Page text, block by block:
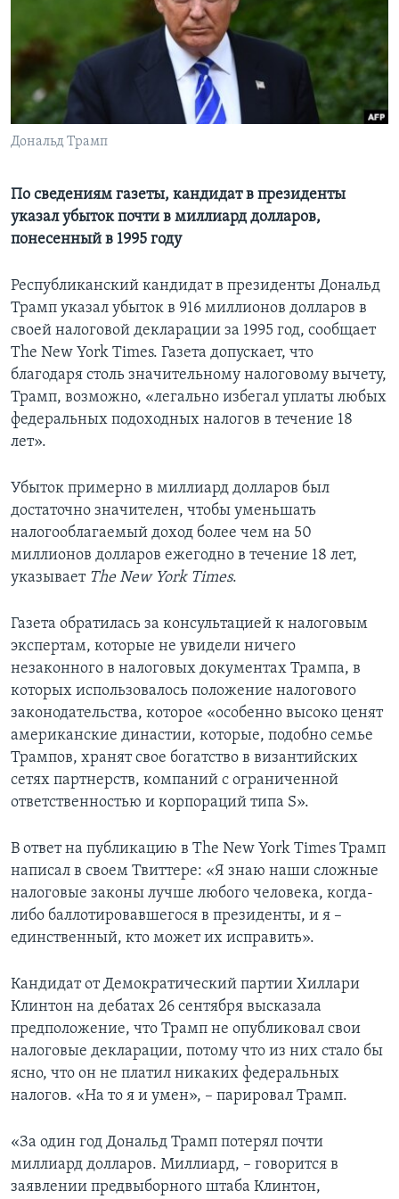
Learning English
СОЦИАЛЬНЫЕ СЕТИ
Дональд Трамп
По сведениям газеты, кандидат в президенты
указал убыток почти в миллиард долларов,
понесенный в 1995 году
Республиканский кандидат в президенты Дональд
Трамп указал убыток в 916 миллионов долларов в
своей налоговой декларации за 1995 год, сообщает
The New York Times. Газета допускает, что
благодаря столь значительному налоговому вычету,
Трамп, возможно, «легально избегал уплаты любых
федеральных подоходных налогов в течение 18
лет».
Убыток примерно в миллиард долларов был
достаточно значителен, чтобы уменьшать
налогооблагаемый доход более чем на 50
миллионов долларов ежегодно в течение 18 лет,
указывает The New York Times.
Газета обратилась за консультацией к налоговым
экспертам, которые не увидели ничего
незаконного в налоговых документах Трампа, в
которых использовалось положение налогового
законодательства, которое «особенно высоко ценят
американские династии, которые, подобно семье
Трампов, хранят свое богатство в византийских
сетях партнерств, компаний с ограниченной
ответственностью и корпораций типа S».
В ответ на публикацию в The New York Times Трамп
написал в своем Твиттере: «Я знаю наши сложные
налоговые законы лучше любого человека, когда-
либо баллотировавшегося в президенты, и я –
единственный, кто может их исправить».
Кандидат от Демократический партии Хиллари
Клинтон на дебатах 26 сентября высказала
предположение, что Трамп не опубликовал свои
налоговые декларации, потому что из них стало бы
ясно, что он не платил никаких федеральных
налогов. «На то я и умен», – парировал Трамп.
«За один год Дональд Трамп потерял почти
миллиард долларов. Миллиард, – говорится в
заявлении предвыборного штаба Клинтон,